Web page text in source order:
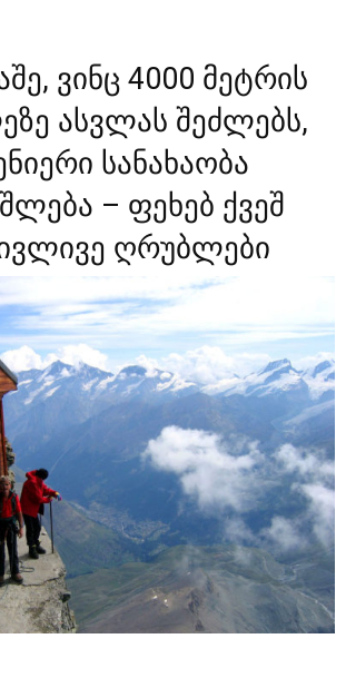
ვინც 4000 მეტრის
ასვლას შეძლებს,
სანახაობა
– ფეხებ ქვეშ
ღრუბლები